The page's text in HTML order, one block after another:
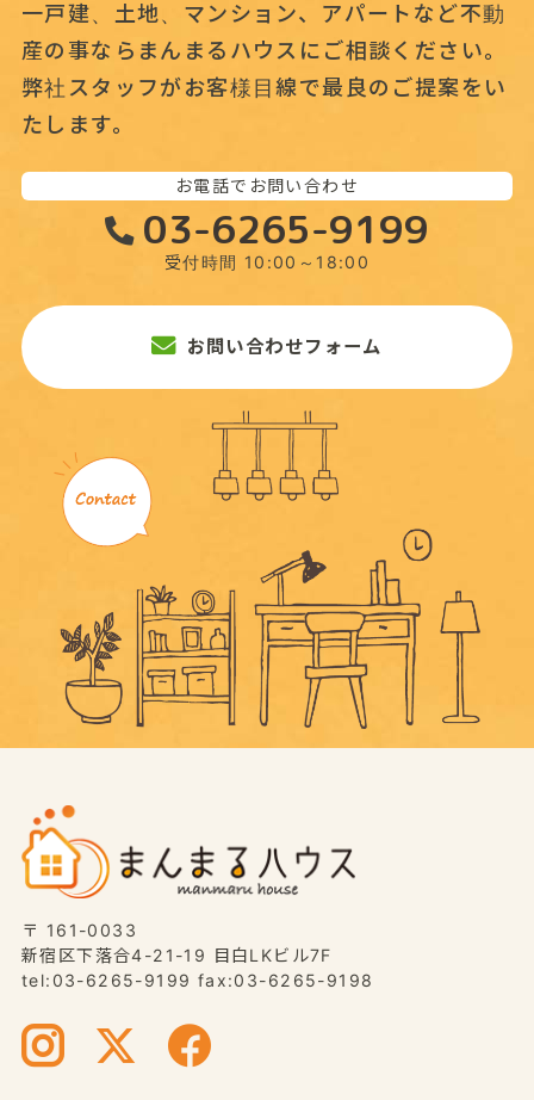
一戸建、土地、マンション、アパートなど不動
産の事なら まんまるハウスにご相談ください。
弊社スタッフがお客様目線で最良のご提案をい
たします。
お電話でお問い合わせ
03-6265-9199
受付時間 10:00～18:00
お問い合わせフォーム
〒 161-0033
新宿区下落合4-21-19 目白LKビル7F
tel:03-6265-9199 fax:03-6265-9198